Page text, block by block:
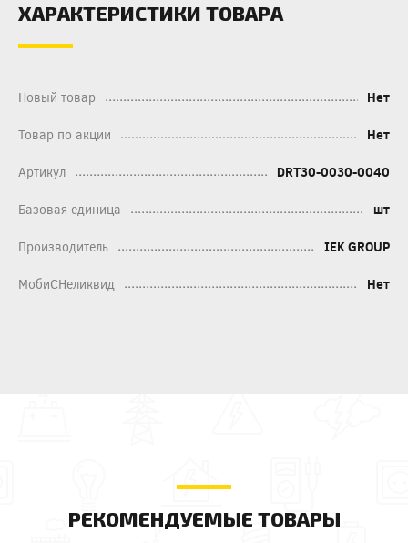
ХАРАКТЕРИСТИКИ ТОВАРА
Новый товар Нет
Товар по акции Нет
Артикул DRT30-0030-0040
Базовая единица шт
Производитель IEK GROUP
МобиСНеликвид Нет
РЕКОМЕНДУЕМЫЕ ТОВАРЫ